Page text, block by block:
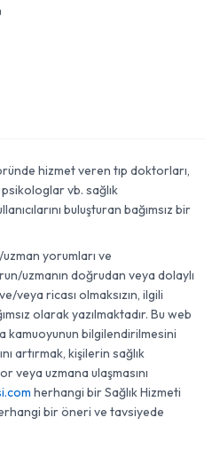
hizmet veren tıp doktorları,
vb. sağlık
buluşturan bağımsız bir
yorumları ve
uzmanın doğrudan veya dolaylı
veya ricası olmaksızın, ilgili
olarak yazılmaktadır. Bu web
kamuoyunun bilgilendirilmesini
artırmak, kişilerin sağlık
veya uzmana ulaşmasını
herhangi bir Sağlık Hizmeti
bir öneri ve tavsiyede